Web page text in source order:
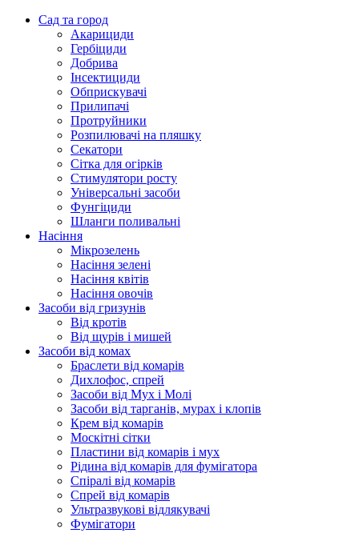
Сад та город
Акарициди
Гербіциди
Добрива
Інсектициди
Обприскувачі
Прилипачі
Протруйники
Розпилювачі на пляшку
Секатори
Сітка для огірків
Стимулятори росту
Універсальні засоби
Фунгіциди
Шланги поливальні
Насіння
Мікрозелень
Насіння зелені
Насіння квітів
Насіння овочів
Засоби від гризунів
Від кротів
Від щурів і мишей
Засоби від комах
Браслети від комарів
Дихлофос, спрей
Засоби від Мух і Молі
Засоби від тарганів, мурах і клопів
Крем від комарів
Москітні сітки
Пластини від комарів і мух
Рідина від комарів для фумігатора
Спіралі від комарів
Спрей від комарів
Ультразвукові відлякувачі
Фумігатори